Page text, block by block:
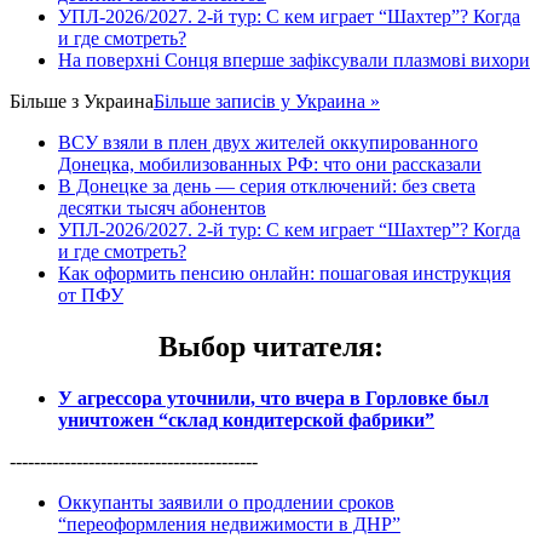
УПЛ-2026/2027. 2-й тур: С кем играет “Шахтер”? Когда
и где смотреть?
На поверхні Сонця вперше зафіксували плазмові вихори
Більше з УкраинаБільше записів у Украина »
ВСУ взяли в плен двух жителей оккупированного
Донецка, мобилизованных РФ: что они рассказали
В Донецке за день — серия отключений: без света
десятки тысяч абонентов
УПЛ-2026/2027. 2-й тур: С кем играет “Шахтер”? Когда
и где смотреть?
Как оформить пенсию онлайн: пошаговая инструкция
от ПФУ
Выбор читателя:
У агрессора уточнили, что вчера в Горловке был
уничтожен “склад кондитерской фабрики”
-----------------------------------------
Оккупанты заявили о продлении сроков
“переоформления недвижимости в ДНР”